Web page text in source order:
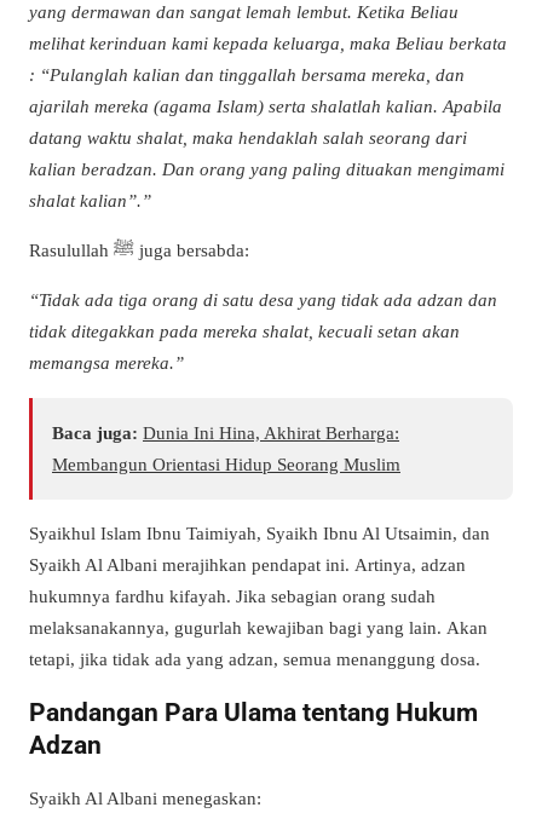
yang dermawan dan sangat lemah lembut. Ketika Beliau
melihat kerinduan kami kepada keluarga, maka Beliau berkata
: “Pulanglah kalian dan tinggallah bersama mereka, dan
ajarilah mereka (agama Islam) serta shalatlah kalian. Apabila
datang waktu shalat, maka hendaklah salah seorang dari
kalian beradzan. Dan orang yang paling dituakan mengimami
shalat kalian”.”
Rasulullah ﷺ juga bersabda:
“Tidak ada tiga orang di satu desa yang tidak ada adzan dan
tidak ditegakkan pada mereka shalat, kecuali setan akan
memangsa mereka.”
Baca juga: Dunia Ini Hina, Akhirat Berharga:
Membangun Orientasi Hidup Seorang Muslim
Syaikhul Islam Ibnu Taimiyah, Syaikh Ibnu Al Utsaimin, dan
Syaikh Al Albani merajihkan pendapat ini. Artinya, adzan
hukumnya fardhu kifayah. Jika sebagian orang sudah
melaksanakannya, gugurlah kewajiban bagi yang lain. Akan
tetapi, jika tidak ada yang adzan, semua menanggung dosa.
Pandangan Para Ulama tentang Hukum
Adzan
Syaikh Al Albani menegaskan: